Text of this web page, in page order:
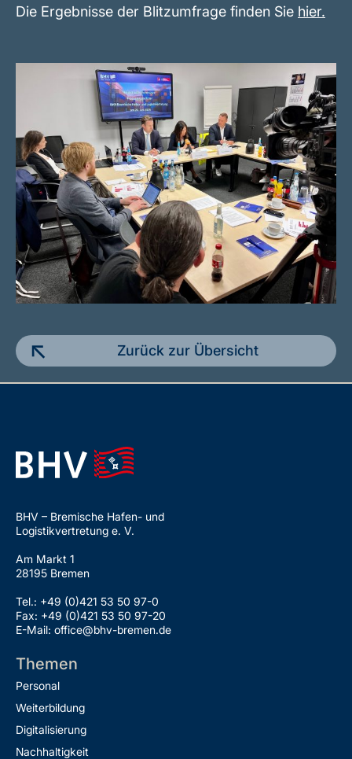
Die Ergebnisse der Blitzumfrage finden Sie hier.
Zurück zur Übersicht
BHV – Bremische Hafen- und
Logistikvertretung e. V.
Am Markt 1
28195 Bremen
Tel.: +49 (0)421 53 50 97-0
Fax: +49 (0)421 53 50 97-20
E-Mail: office@bhv-bremen.de
Themen
Personal
Weiterbildung
Digitalisierung
Nachhaltigkeit